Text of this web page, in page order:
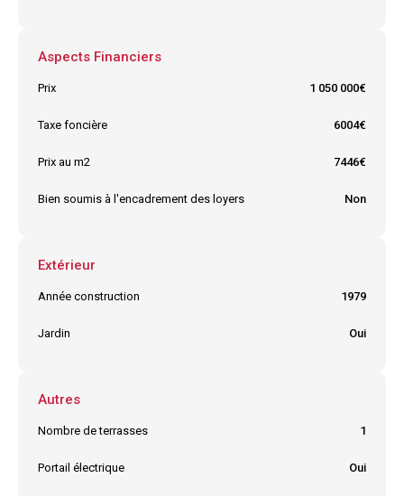
Aspects Financiers
Prix 1 050 000€
Taxe foncière 6004€
Prix au m2 7446€
Bien soumis à l'encadrement des loyers Non
Extérieur
Année construction 1979
Jardin Oui
Autres
Nombre de terrasses 1
Portail électrique Oui